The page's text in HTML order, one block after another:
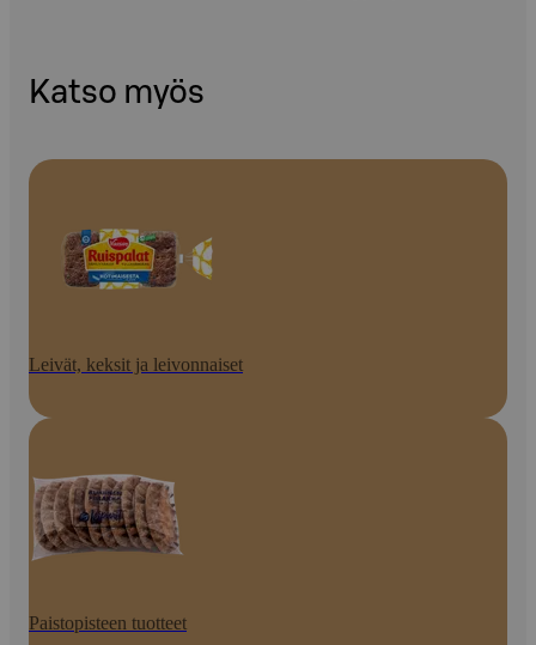
Katso myös
Leivät, keksit ja leivonnaiset
Paistopisteen tuotteet